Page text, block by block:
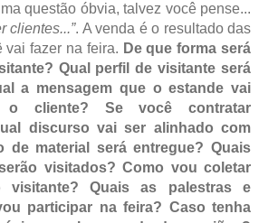
questão óbvia, talvez você pense...
clientes...”. A venda é o resultado das
vai fazer na feira. De que forma será
Qual perfil de visitante será
a mensagem que o estande vai
o cliente? Se você contratar
discurso vai ser alinhado com
de material será entregue? Quais
visitados? Como vou coletar
Quais as palestras e
participar na feira? Caso tenha